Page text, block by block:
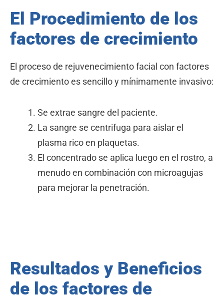
El Procedimiento de los
factores de crecimiento
El proceso de rejuvenecimiento facial con factores
de crecimiento es sencillo y mínimamente invasivo:
Se extrae sangre del paciente.
La sangre se centrifuga para aislar el
plasma rico en plaquetas.
El concentrado se aplica luego en el rostro, a
menudo en combinación con microagujas
para mejorar la penetración.
Resultados y Beneficios
de los factores de